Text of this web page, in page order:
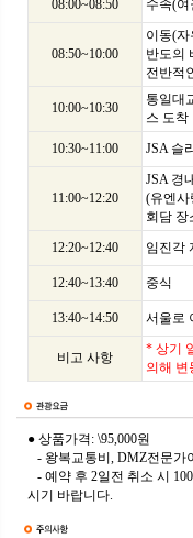
08:00~08:50 수속(
08:50~10:00
이동(
반도의
전반적
10:00~10:30
통일대
스 도착
10:30~11:00
JSA 슬
11:00~12:20
JSA 경
(유엔사
회담 장
12:20~12:40
임진각
12:40~13:40 중식
13:40~14:50 서울로
비고 사항
* 상기
의해 변
● 상품가격: \95,000원
- 왕복교통비, DMZ전문가
- 예약 후 2일전 취소 시
시기 바랍니다.